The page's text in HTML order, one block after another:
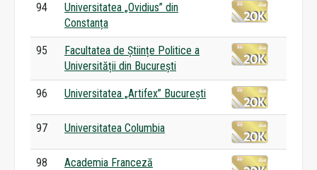
94
Universitatea „Ovidius” din
Constanța
95
Facultatea de Științe Politice a
Universității din București
96 Universitatea „Artifex” București
97 Universitatea Columbia
98 Academia Franceză